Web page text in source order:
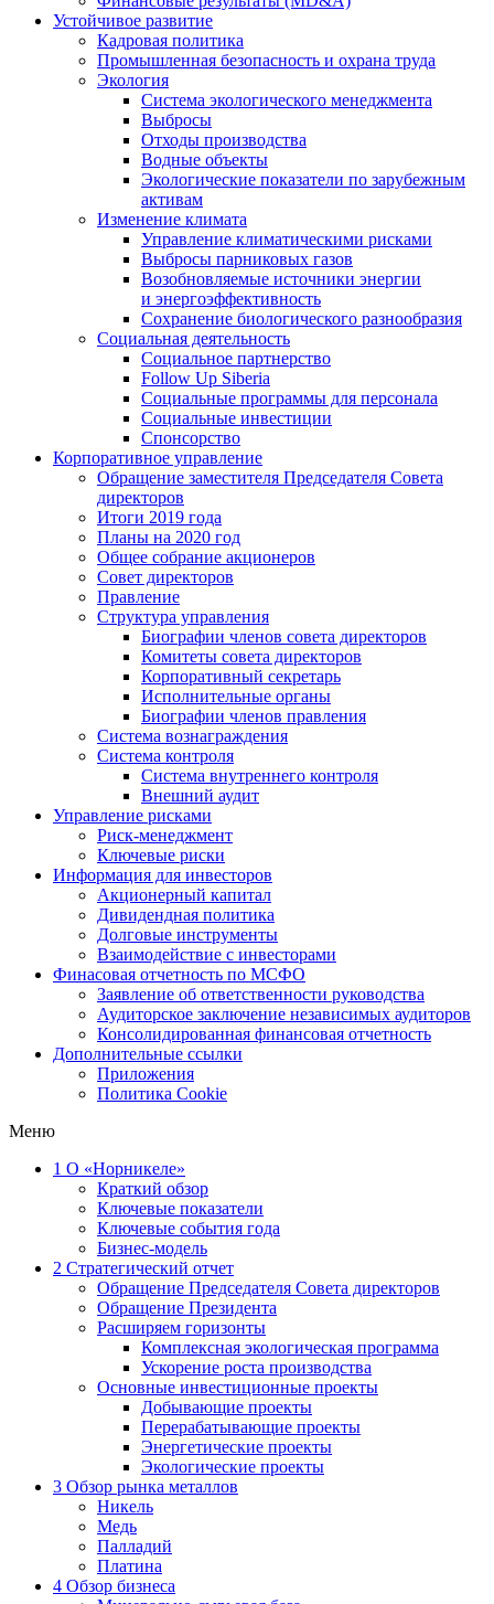
Устойчивое развитие
Кадровая политика
Промышленная безопасность и охрана труда
Экология
Система экологического менеджмента
Выбросы
Отходы производства
Водные объекты
Экологические показатели по зарубежным
активам
Изменение климата
Управление климатическими рисками
Выбросы парниковых газов
Возобновляемые источники энергии
и энергоэффективность
Сохранение биологического разнообразия
Социальная деятельность
Социальное партнерство
Follow Up Siberia
Социальные программы для персонала
Социальные инвестиции
Спонсорство
Корпоративное управление
Обращение заместителя Председателя Совета
директоров
Итоги 2019 года
Планы на 2020 год
Общее собрание акционеров
Совет директоров
Правление
Структура управления
Биографии членов совета директоров
Комитеты совета директоров
Корпоративный секретарь
Исполнительные органы
Биографии членов правления
Система вознаграждения
Система контроля
Система внутреннего контроля
Внешний аудит
Управление рисками
Риск-менеджмент
Ключевые риски
Информация для инвесторов
Акционерный капитал
Дивидендная политика
Долговые инструменты
Взаимодействие с инвеcторами
Финасовая отчетность по МСФО
Заявление об ответственности руководства
Аудиторское заключение независимых аудиторов
Консолидированная финансовая отчетность
Дополнительные ссылки
Приложения
Политика Cookie
Меню
1 О «Норникеле»
Краткий обзор
Ключевые показатели
Ключевые события года
Бизнес-модель
2 Стратегический отчет
Обращение Председателя Совета директоров
Обращение Президента
Расширяем горизонты
Комплексная экологическая программа
Ускорение роста производства
Основные инвестиционные проекты
Добывающие проекты
Перерабатывающие проекты
Энергетические проекты
Экологические проекты
3 Обзор рынка металлов
Никель
Медь
Палладий
Платина
4 Обзор бизнеса